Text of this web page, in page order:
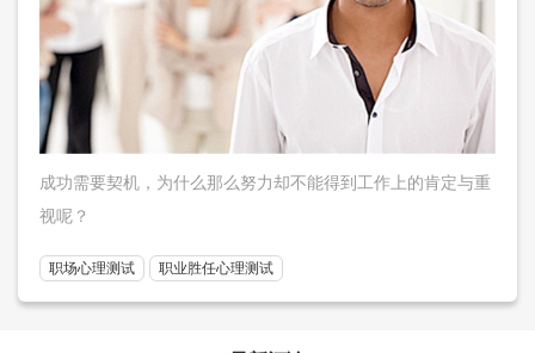
成功需要契机，为什么那么努力却不能得到工作上的肯定与重
视呢？
职场心理测试 职业胜任心理测试